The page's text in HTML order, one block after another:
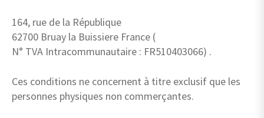
164, rue de la République
62700 Bruay la Buissiere France (
N° TVA Intracommunautaire : FR510403066) .
Ces conditions ne concernent à titre exclusif que les
personnes physiques non commerçantes.